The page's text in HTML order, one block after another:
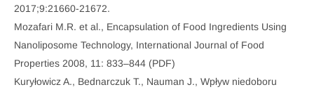
2017;9:21660-21672.
Mozafari M.R. et al., Encapsulation of Food Ingredients Using
Nanoliposome Technology, International Journal of Food
Properties 2008, 11: 833–844 (PDF)
Kuryłowicz A., Bednarczuk T., Nauman J., Wpływ niedoboru